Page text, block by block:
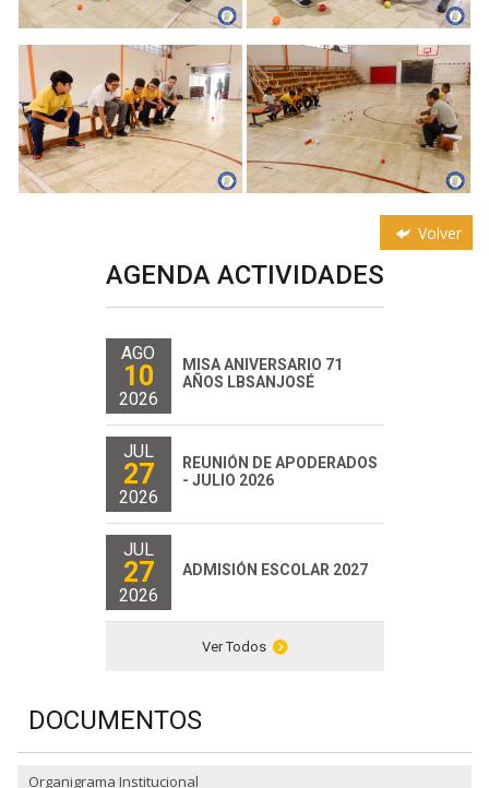
Volver
AGENDA ACTIVIDADES
AGO
10
2026
MISA ANIVERSARIO 71
AÑOS LBSANJOSÉ
JUL
27
2026
REUNIÓN DE APODERADOS
- JULIO 2026
JUL
27
2026
ADMISIÓN ESCOLAR 2027
Ver Todos
DOCUMENTOS
Organigrama Institucional